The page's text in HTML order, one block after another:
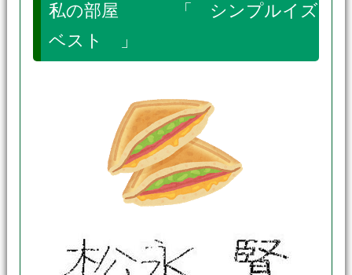
私の部屋 「 シンプルイズ
ベスト 」